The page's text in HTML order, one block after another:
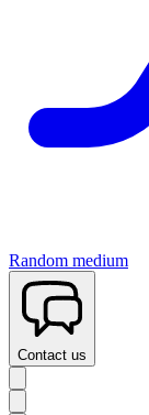
Random medium
Contact us